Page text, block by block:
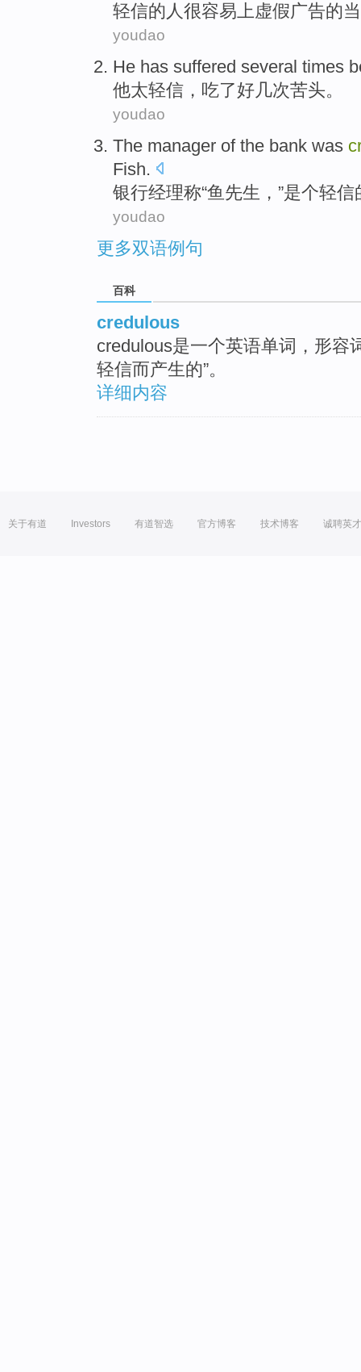
轻信的 人很容易上虚假广告的
youdao
He has suffered several times
他太轻信，吃了好几次苦头。
youdao
The manager ofthe bank was
Fish.
银行经理称“鱼 先生 ，”是个轻信
youdao
更多双语例句
百科
credulous
credulous是一个英语单词，形容
轻信而产生的”。
详细内容
关于有道 Investors 有道智选 官方博客 技术博客 诚聘英才